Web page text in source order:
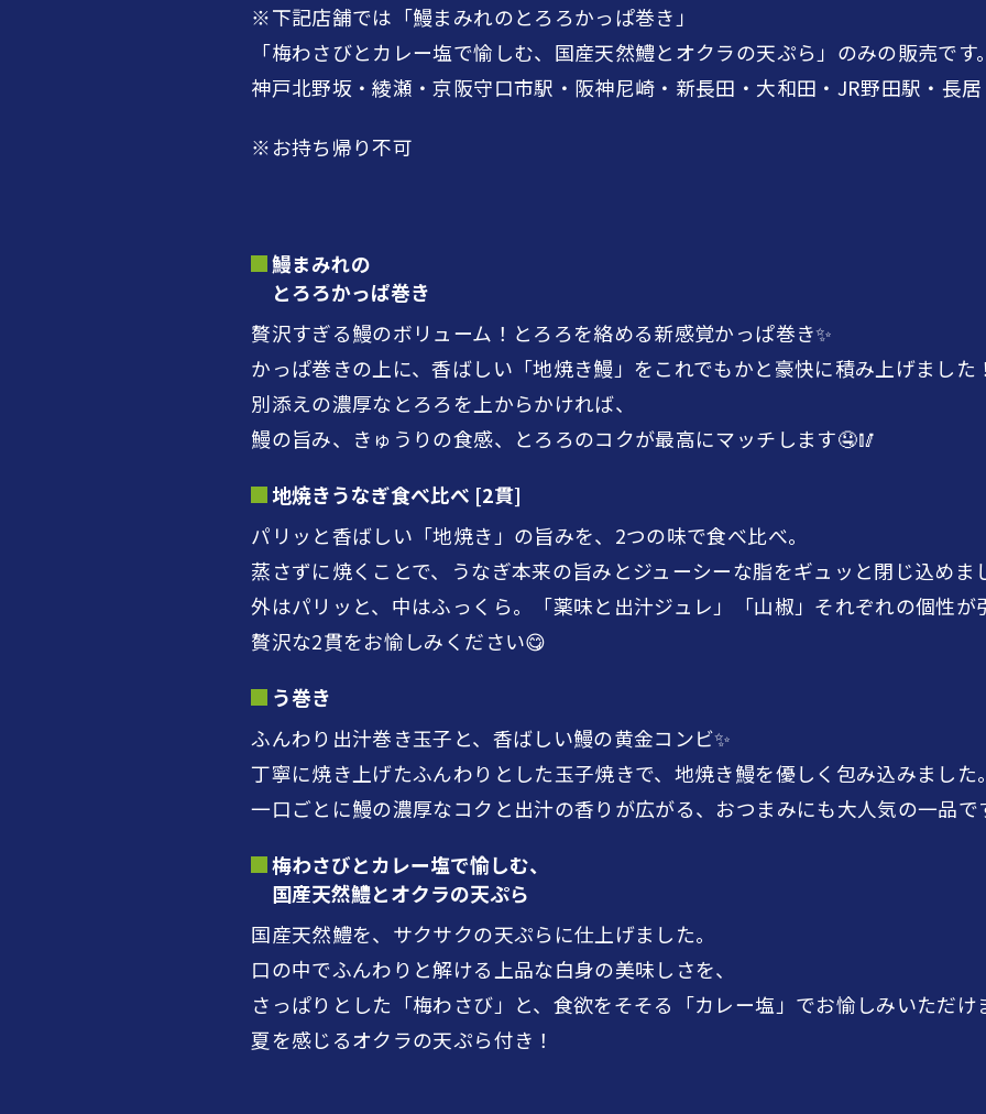
※下記店舗では「鰻まみれのとろろかっぱ巻き」
「梅わさびとカレー塩で愉しむ、国産天然鱧とオクラの天ぷら」のみの販売です
神戸北野坂・綾瀬・京阪守口市駅・阪神尼崎・新長田・大和田・JR野田駅・長
※お持ち帰り不可
鰻まみれの
とろろかっぱ巻き
贅沢すぎる鰻のボリューム！とろろを絡める新感覚かっぱ巻き✨
かっぱ巻きの上に、香ばしい「地焼き鰻」をこれでもかと豪快に積み上げました
別添えの濃厚なとろろを上からかければ、
鰻の旨み、きゅうりの食感、とろろのコクが最高にマッチします🤤🥢
地焼きうなぎ食べ比べ [2貫]
パリッと香ばしい「地焼き」の旨みを、2つの味で食べ比べ。
蒸さずに焼くことで、うなぎ本来の旨みとジューシーな脂をギュッと閉じ込めま
外はパリッと、中はふっくら。「薬味と出汁ジュレ」「山椒」それぞれの個性が
贅沢な2貫をお愉しみください😋
う巻き
ふんわり出汁巻き玉子と、香ばしい鰻の黄金コンビ✨
丁寧に焼き上げたふんわりとした玉子焼きで、地焼き鰻を優しく包み込みました
一口ごとに鰻の濃厚なコクと出汁の香りが広がる、おつまみにも大人気の一品で
梅わさびとカレー塩で愉しむ、
国産天然鱧とオクラの天ぷら
国産天然鱧を、サクサクの天ぷらに仕上げました。
口の中でふんわりと解ける上品な白身の美味しさを、
さっぱりとした「梅わさび」と、食欲をそそる「カレー塩」でお愉しみいただけ
夏を感じるオクラの天ぷら付き！